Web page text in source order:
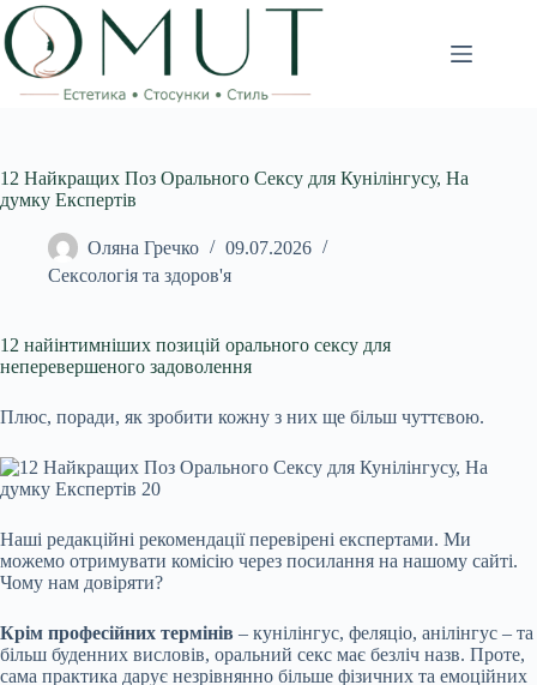
Перейти
до
вмісту
12 Найкращих Поз Орального Сексу для Кунілінгусу, На
думку Експертів
Оляна Гречко
09.07.2026
Сексологія та здоров'я
12 найінтимніших позицій орального сексу для
неперевершеного задоволення
Плюс, поради, як зробити кожну з них ще більш чуттєвою.
Наші редакційні рекомендації перевірені експертами. Ми
можемо отримувати комісію через посилання на нашому сайті.
Чому нам довіряти?
Крім професійних термінів – кунілінгус, феляціо, анілінгус – та
більш буденних висловів, оральний секс має безліч назв. Проте,
сама практика дарує незрівнянно більше фізичних та емоційних